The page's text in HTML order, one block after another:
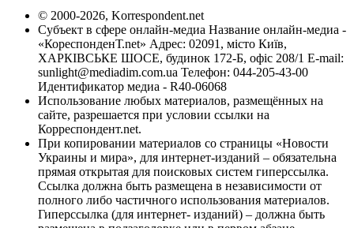
© 2000-2026, Korrespondent.net
Субъект в сфере онлайн-медиа Название онлайн-медиа -
«КореспонденТ.net» Адрес: 02091, місто Київ,
ХАРКІВСЬКЕ ШОСЕ, будинок 172-Б, офіс 208/1 E-mail:
sunlight@mediadim.com.ua Телефон: 044-205-43-00
Идентификатор медиа - R40-06068
Использование любых материалов, размещённых на
сайте, разрешается при условии ссылки на
Корреспондент.net.
При копировании материалов со страницы «Новости
Украины и мира», для интернет-изданий – обязательна
прямая открытая для поисковых систем гиперссылка.
Ссылка должна быть размещена в независимости от
полного либо частичного использования материалов.
Гиперссылка (для интернет- изданий) – должна быть